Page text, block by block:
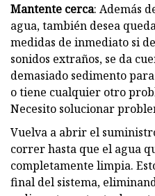
Mantente cerca: Además
agua, también desea
medidas de inmediato si
sonidos extraños, se da
demasiado sedimento
o tiene cualquier otro
Necesito solucionar
Vuelva a abrir el
correr hasta que el agua
completamente limpia.
final del sistema,